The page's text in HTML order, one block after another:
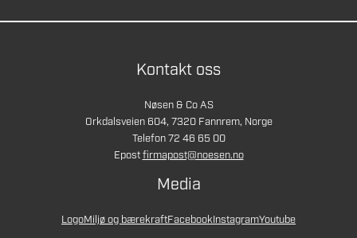
Kontakt oss
Nøsen & Co AS
Orkdalsveien 604, 7320 Fannrem, Norge
Telefon 72 46 65 00
Epostfirmapost@noesen.no
Media
LogoMiljø og bærekraftFacebookInstagramYoutube